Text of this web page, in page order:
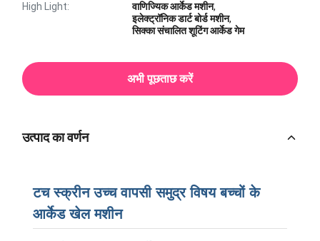
High Light: वाणिज्यिक आर्केड मशीन,
इलेक्ट्रॉनिक डार्ट बोर्ड मशीन,
सिक्का संचालित शूटिंग आर्केड गेम
अभी पूछताछ करें
उत्पाद का वर्णन
टच स्क्रीन उच्च वापसी समुद्र विषय बच्चों के
आर्केड खेल मशीन